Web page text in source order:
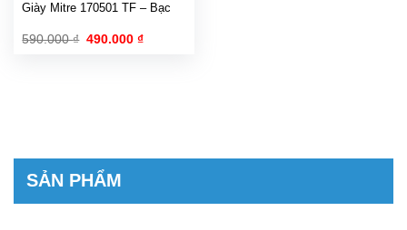
Giày Mitre 170501 TF – Bạc
590.000₫ Giá
490.000₫Giá
SẢN PHẨM